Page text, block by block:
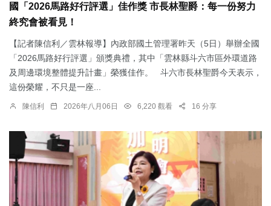
國「2026馬路好行評選」佳作獎 市長林聖爵：每一份努力
終究會被看見！
【記者陳信利／雲林報導】內政部國土管理署昨天（5日）舉辦全國
「2026馬路好行評選」頒獎典禮，其中「雲林縣斗六市區外環道路
及周邊環境整體提升計畫」榮獲佳作。 斗六市長林聖爵今天表示，
這份榮耀，不只是一座...
陳信利 2026年八月06日 6,220 觀看 16 分享